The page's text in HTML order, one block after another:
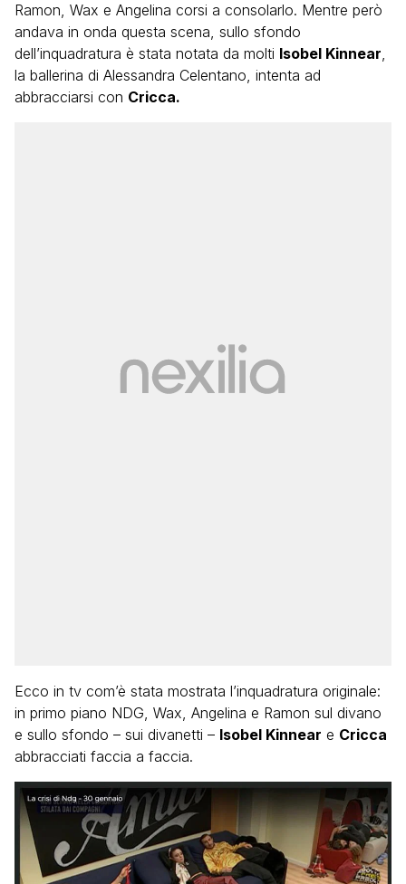
Ramon, Wax e Angelina corsi a consolarlo. Mentre però
andava in onda questa scena, sullo sfondo
dell’inquadratura è stata notata da molti Isobel Kinnear,
la ballerina di Alessandra Celentano, intenta ad
abbracciarsi con Cricca.
Ecco in tv com’è stata mostrata l’inquadratura originale:
in primo piano NDG, Wax, Angelina e Ramon sul divano
e sullo sfondo – sui divanetti – Isobel Kinnear e Cricca
abbracciati faccia a faccia.